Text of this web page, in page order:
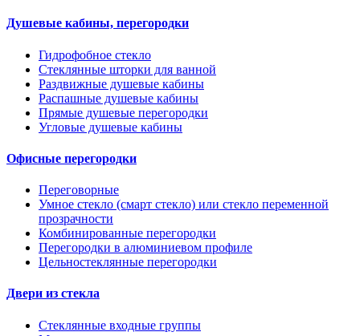
Душевые кабины, перегородки
Гидрофобное стекло
Стеклянные шторки для ванной
Раздвижные душевые кабины
Распашные душевые кабины
Прямые душевые перегородки
Угловые душевые кабины
Офисные перегородки
Переговорные
Умное стекло (смарт стекло) или стекло переменной
прозрачности
Комбинированные перегородки
Перегородки в алюминиевом профиле
Цельностеклянные перегородки
Двери из стекла
Стеклянные входные группы